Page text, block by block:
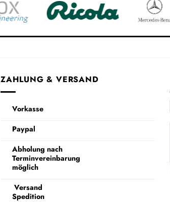
ZAHLUNG & VERSAND
Vorkasse
Paypal
Abholung nach
Terminvereinbarung
möglich
Versand
Spedition